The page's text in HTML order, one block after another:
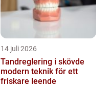
14 juli 2026
Tandreglering i skövde
modern teknik för ett
friskare leende